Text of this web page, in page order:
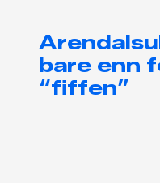
bare enn
“fiffen”